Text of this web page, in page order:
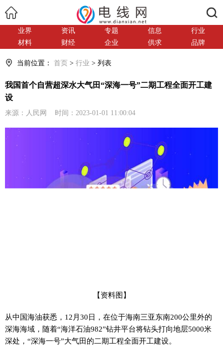
业界 资讯 专题 信息
行业
材料
财经 企业 供求 品牌
当前位置： 首页 > 行业 > 列表
我国首个自营超深水大气田“深海一号”二期工程全面开工建
设
来源：人民网 时间：2023-01-01 11:00:04
【资料图】
从中国海油获悉，12月30日，在位于海南三亚东南200公里外的
深海海域，随着“海洋石油982”钻井平台将钻头打向地层5000米
深处，“深海一号”大气田的二期工程全面开工建设。